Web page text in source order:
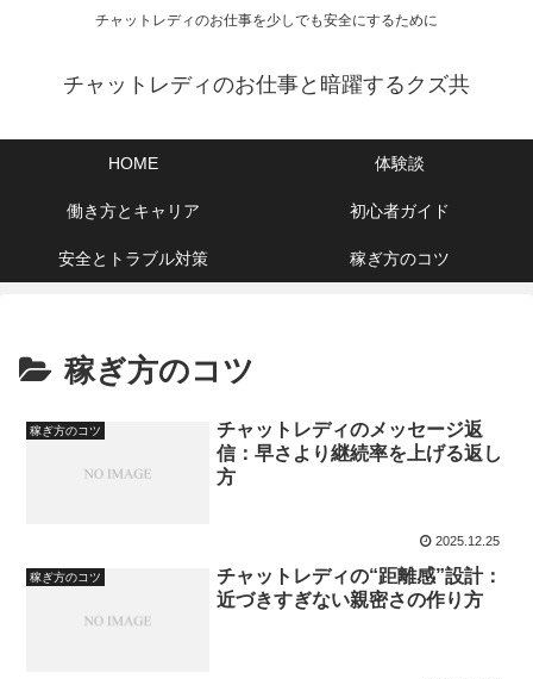
チャットレディのお仕事を少しでも安全にするために
チャットレディのお仕事と暗躍するクズ共
HOME 体験談
働き方とキャリア 初心者ガイド
安全とトラブル対策 稼ぎ方のコツ
稼ぎ方のコツ
稼ぎ方のコツ
チャットレディのメッセージ返
信：早さより継続率を上げる返し
方
2025.12.25
稼ぎ方のコツ
チャットレディの“距離感”設計：
近づきすぎない親密さの作り方